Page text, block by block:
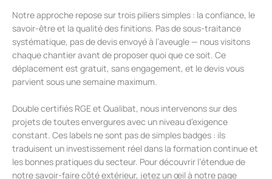
Notre approche repose sur trois piliers simples : la confiance, le
savoir-être et la qualité des finitions. Pas de sous-traitance
systématique, pas de devis envoyé à l’aveugle — nous visitons
chaque chantier avant de proposer quoi que ce soit. Ce
déplacement est gratuit, sans engagement, et le devis vous
parvient sous une semaine maximum.
Double certifiés RGE et Qualibat, nous intervenons sur des
projets de toutes envergures avec un niveau d’exigence
constant. Ces labels ne sont pas de simples badges : ils
traduisent un investissement réel dans la formation continue et
les bonnes pratiques du secteur. Pour découvrir l’étendue de
notre savoir-faire côté extérieur, jetez un œil à notre page